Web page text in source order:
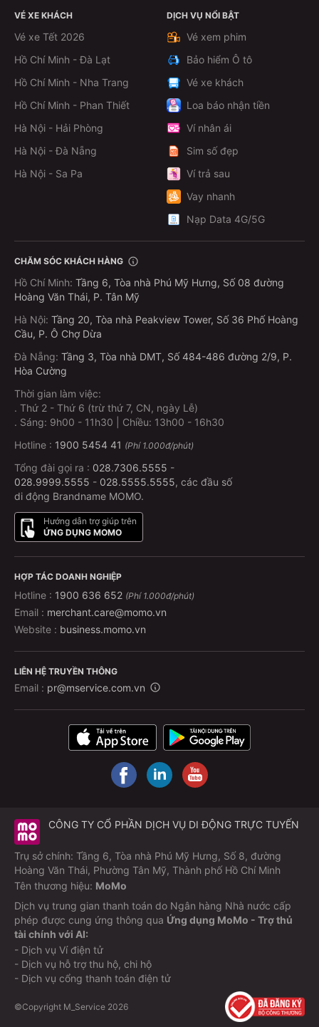
VÉ XE KHÁCH
Vé xe Tết 2026
Hồ Chí Minh - Đà Lạt
Hồ Chí Minh - Nha Trang
Hồ Chí Minh - Phan Thiết
Hà Nội - Hải Phòng
Hà Nội - Đà Nẵng
Hà Nội - Sa Pa
DỊCH VỤ NỔI BẬT
Vé xem phim
Bảo hiểm Ô tô
Vé xe khách
Loa báo nhận tiền
Ví nhân ái
Sim số đẹp
Ví trả sau
Vay nhanh
Nạp Data 4G/5G
CHĂM SÓC KHÁCH HÀNG
Hồ Chí Minh: Tầng 6, Tòa nhà Phú Mỹ Hưng, Số 08 đường
Hoàng Văn Thái, P. Tân Mỹ
Hà Nội: Tầng 20, Tòa nhà Peakview Tower, Số 36 Phố Hoàng
Cầu, P. Ô Chợ Dừa
Đà Nẵng: Tầng 3, Tòa nhà DMT, Số 484-486 đường 2/9, P.
Hòa Cường
Thời gian làm việc:
. Thứ 2 - Thứ 6 (trừ thứ 7, CN, ngày Lễ)
. Sáng: 9h00 - 11h30 | Chiều: 13h00 - 16h30
Hotline : 1900 5454 41 (Phí 1.000đ/phút)
Tổng đài gọi ra : 028.7306.5555 -
028.9999.5555 - 028.5555.5555, các đầu số
di động Brandname MOMO.
Hướng dẫn trợ giúp trên
ỨNG DỤNG MOMO
HỢP TÁC DOANH NGHIỆP
Hotline : 1900 636 652 (Phí 1.000đ/phút)
Email : merchant.care@momo.vn
Website : business.momo.vn
LIÊN HỆ TRUYỀN THÔNG
Email : pr@mservice.com.vn
CÔNG TY CỔ PHẦN DỊCH VỤ DI ĐỘNG TRỰC TUYẾN
Trụ sở chính: Tầng 6, Tòa nhà Phú Mỹ Hưng, Số 8, đường
Hoàng Văn Thái, Phường Tân Mỹ, Thành phố Hồ Chí Minh
Tên thương hiệu: MoMo
Dịch vụ trung gian thanh toán do Ngân hàng Nhà nước cấp
phép được cung ứng thông qua Ứng dụng MoMo - Trợ thủ
tài chính với AI:
- Dịch vụ Ví điện tử
- Dịch vụ hỗ trợ thu hộ, chi hộ
- Dịch vụ cổng thanh toán điện tử
©Copyright M_Service 2026